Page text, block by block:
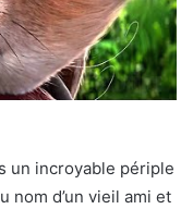
un incroyable périple
nom d’un vieil ami et